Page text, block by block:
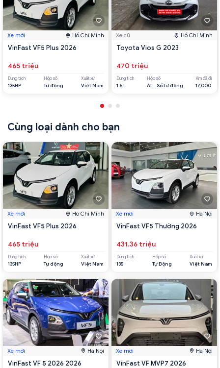
Xe mới Hồ Chí Minh
VinFast VF5 Plus 2026
465 triệu
Dung tích
135HP
Hộp số
Tự động
Xuất xứ
Việt Nam
Xe cũ Hồ Chí Minh
Toyota Vios G 2023
470 triệu
Dung tích
1.5 L
Hộp số
AT - Số tự động
Km đã đi
17,000
Cùng loại dành cho bạn
Xe mới Hồ Chí Minh
VinFast VF5 Plus 2026
465 triệu
Dung tích
135HP
Hộp số
Tự động
Xuất xứ
Việt Nam
Xe mới Hà Nội
VinFast VF 5 2026 2026
Xe mới Hà Nội
VinFast VF5 Thường 2026
431.36 triệu
Dung tích
135
Hộp số
Tự Động
Xuất xứ
Việt Nam
Xe mới Hà Nội
VinFast VF MVP7 2026